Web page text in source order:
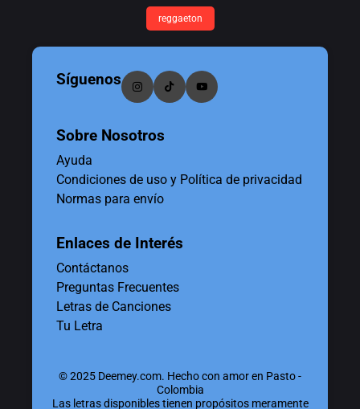
reggaeton
Síguenos
Sobre Nosotros
Ayuda
Condiciones de uso y Política de privacidad
Normas para envío
Enlaces de Interés
Contáctanos
Preguntas Frecuentes
Letras de Canciones
Tu Letra
© 2025 Deemey.com. Hecho con amor en Pasto -
Colombia
Las letras disponibles tienen propósitos meramente